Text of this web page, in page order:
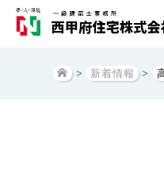
> 新着情報 >